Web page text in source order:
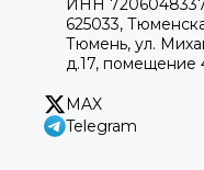
ИНН
625033,
Тюмень, ул.
д.17, помещение
MAX
Telegram